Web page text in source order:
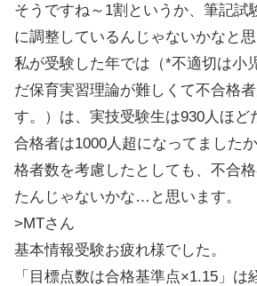
そうですね～1割というか、筆記試
に調整しているんじゃないかなと思
私が受験した年では（*不適切は小
だ保育実習理論が難しくて不合格
す。）は、実技受験生は930人ほど
合格者は1000人超になってました
格者数を考慮したとしても、不合
たんじゃないかな…と思います。
>MTさん
基本情報受験お疲れ様でした。
「目標点数は合格基準点×1.15」